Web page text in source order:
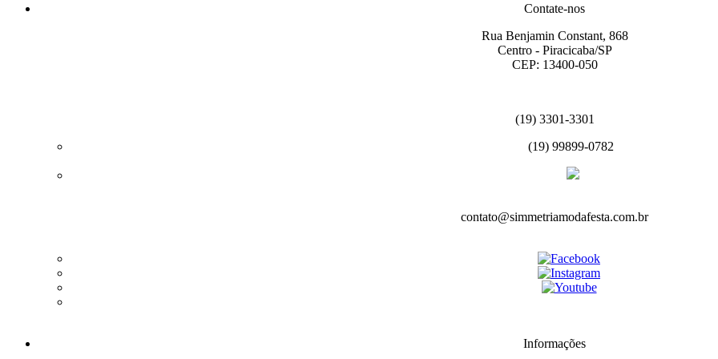
Contate-nos
Rua Benjamin Constant, 868
Centro - Piracicaba/SP
CEP: 13400-050
(19) 3301-3301
(19) 99899-0782
contato@simmetriamodafesta.com.br
Informações